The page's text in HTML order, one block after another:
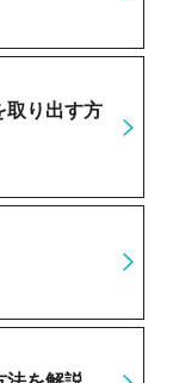
取り出す方